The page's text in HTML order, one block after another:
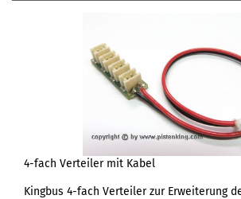
4-fach Verteiler mit Kabel
Kingbus 4-fach Verteiler zur Erweiterung